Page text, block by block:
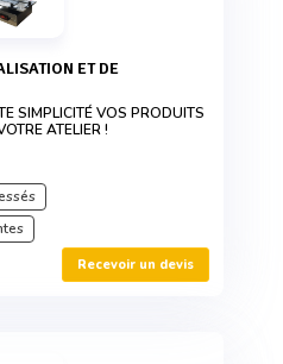
SIMPLICITÉ VOS PRODUITS
ATELIER !
Recevoir un devis